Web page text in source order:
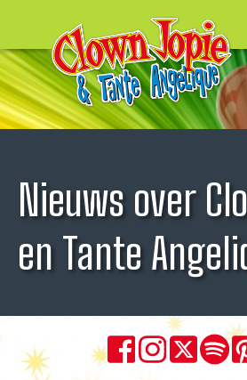
Nieuws over
en Tante